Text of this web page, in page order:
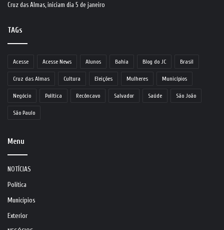
Cruz das Almas, iniciam dia 5 de janeiro
TAGs
Acesse Acesse News Alunos Bahia Blog do JC Brasil
Cruz das Almas Cultura Eleições Mulheres Municípios
Negócio Política Recôncavo Salvador Saúde São João
São Paulo
Menu
NOTÍCIAS
Política
Municípios
Exterior